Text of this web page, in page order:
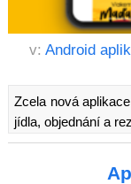
v: Android
Zcela nová
jídla, objednání a